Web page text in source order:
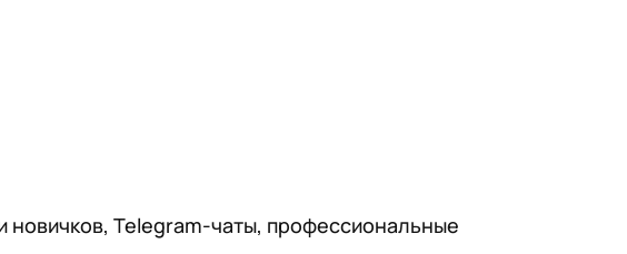
новичков, Telegram-чаты, профессиональные